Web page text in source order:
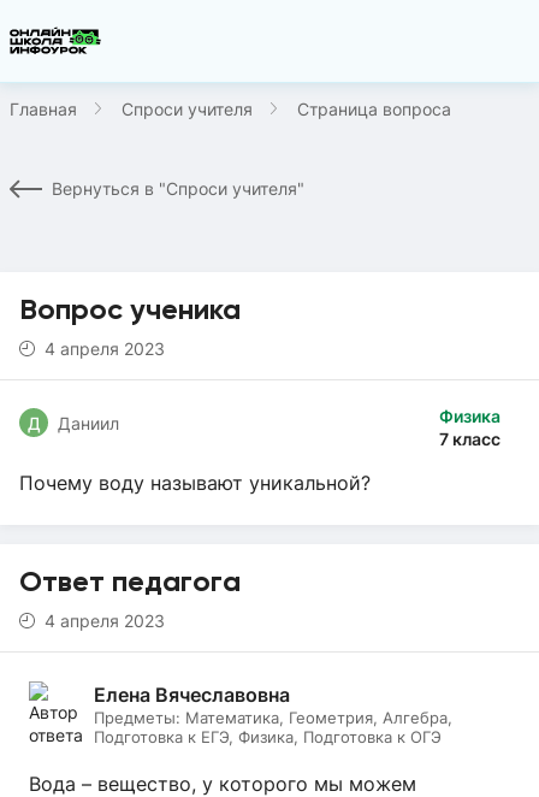
Главная Спроси учителя Страница вопроса
Вернуться в "Спроси учителя"
Вопрос ученика
4 апреля 2023
Физика
7 класс
Д Даниил
Почему воду называют уникальной?
Ответ педагога
4 апреля 2023
Елена Вячеславовна
Предметы: Математика, Геометрия, Алгебра,
Подготовка к ЕГЭ, Физика, Подготовка к ОГЭ
Вода – вещество, у которого мы можем